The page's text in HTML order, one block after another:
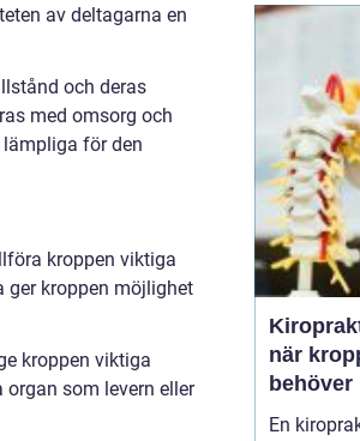
av deltagarna en
och deras
med omsorg och
för den
kroppen viktiga
ger kroppen möjlighet
kroppen viktiga
som levern eller
Målet är
trygghet,
när
behöver
tillbaka
En